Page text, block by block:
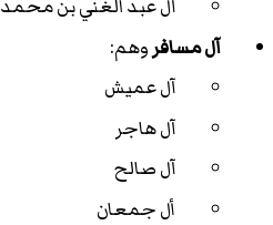
آل عبد الغني بن محمد
آل مسافروهم:
آل عميش
آل هاجر
آل صالح
أل جمعان